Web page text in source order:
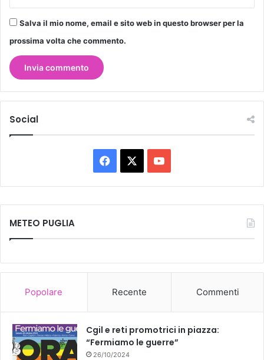
Salva il mio nome, email e sito web in questo browser per la
prossima volta che commento.
Social
Facebook You
Tube
METEO PUGLIA
Popolare Recente Commenti
Cgil e reti promotrici in piazza:
“Fermiamo le guerre”
26/10/2024